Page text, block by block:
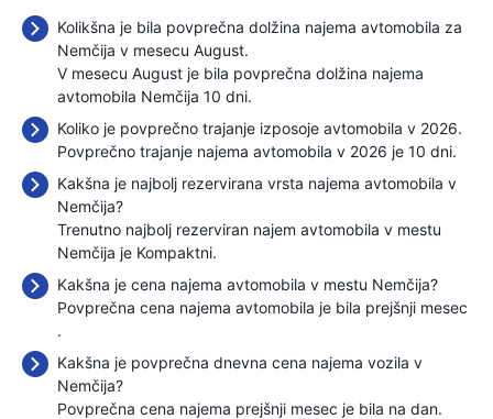
Kolikšna je bila povprečna dolžina najema avtomobila za
Nemčija v mesecu August.
V mesecu August je bila povprečna dolžina najema
avtomobila Nemčija 10 dni.
Koliko je povprečno trajanje izposoje avtomobila v 2026.
Povprečno trajanje najema avtomobila v 2026 je 10 dni.
Kakšna je najbolj rezervirana vrsta najema avtomobila v
Nemčija?
Trenutno najbolj rezerviran najem avtomobila v mestu
Nemčija je Kompaktni.
Kakšna je cena najema avtomobila v mestu Nemčija?
Povprečna cena najema avtomobila je bila prejšnji mesec
.
Kakšna je povprečna dnevna cena najema vozila v
Nemčija?
Povprečna cena najema prejšnji mesec je bila na dan.